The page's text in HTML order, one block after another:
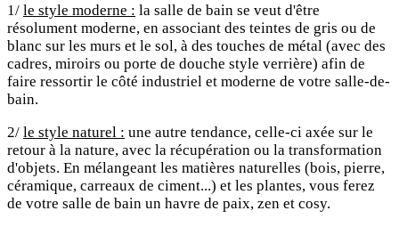
1/ le style moderne : la salle de bain se veut d'être
résolument moderne, en associant des teintes de gris ou de
blanc sur les murs et le sol, à des touches de métal (avec des
cadres, miroirs ou porte de douche style verrière) afin de
faire ressortir le côté industriel et moderne de votre salle-de-
bain.
2/ le style naturel : une autre tendance, celle-ci axée sur le
retour à la nature, avec la récupération ou la transformation
d'objets. En mélangeant les matières naturelles (bois, pierre,
céramique, carreaux de ciment...) et les plantes, vous ferez
de votre salle de bain un havre de paix, zen et cosy.